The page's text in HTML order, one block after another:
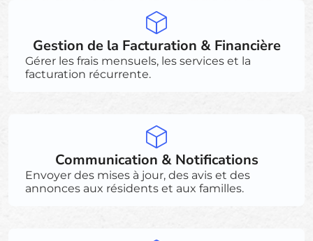
Gestion de la Facturation & Financière
Gérer les frais mensuels, les services et la
facturation récurrente.
Communication & Notifications
Envoyer des mises à jour, des avis et des
annonces aux résidents et aux familles.